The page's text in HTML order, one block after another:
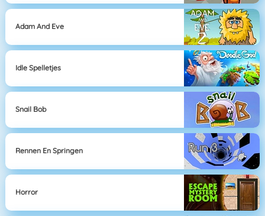
Adam And Eve
Idle Spelletjes
Snail Bob
Rennen En Springen
Horror